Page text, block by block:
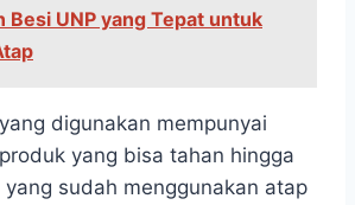
Besi UNP yang Tepat untuk
digunakan mempunyai
yang bisa tahan hingga
sudah menggunakan atap